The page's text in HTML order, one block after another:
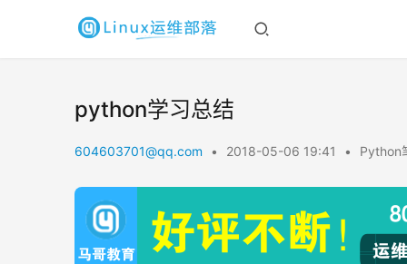
python学习总结
604603701@qq.com • 2018-05-06 19:41 • Python